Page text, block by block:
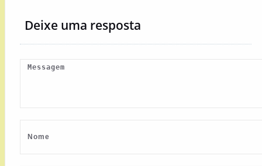
Deixe uma resposta